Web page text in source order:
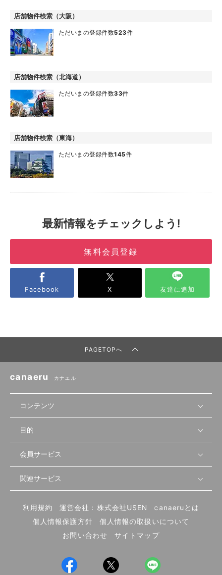
店舗物件検索（大阪）
ただいまの登録件数523件
店舗物件検索（北海道）
ただいまの登録件数33件
店舗物件検索（東海）
ただいまの登録件数145件
最新情報をチェックしよう!
無料会員登録
Facebook X 友達に追加
PAGETOPへ
canaeru カナエル
コンテンツ
無料開業相談
セミナー情報
セミナー動画
物件を探す
首都圏
北海道
先輩開業者の声
開業・経営に関する記事
編集ポリシー
業態別の開業方法
UIターン開業特集
目的
店舗運営
物件
内装・設備
食材・仕入れ
会員サービス
会員登録
ログイン
関連サービス
飲食店サクセスガイド（外部サイト）
利用規約 運営会社：株式会社USEN
canaeruとは
個人情報保護方針
個人情報の取扱いについて
お問い合わせ
サイトマップ